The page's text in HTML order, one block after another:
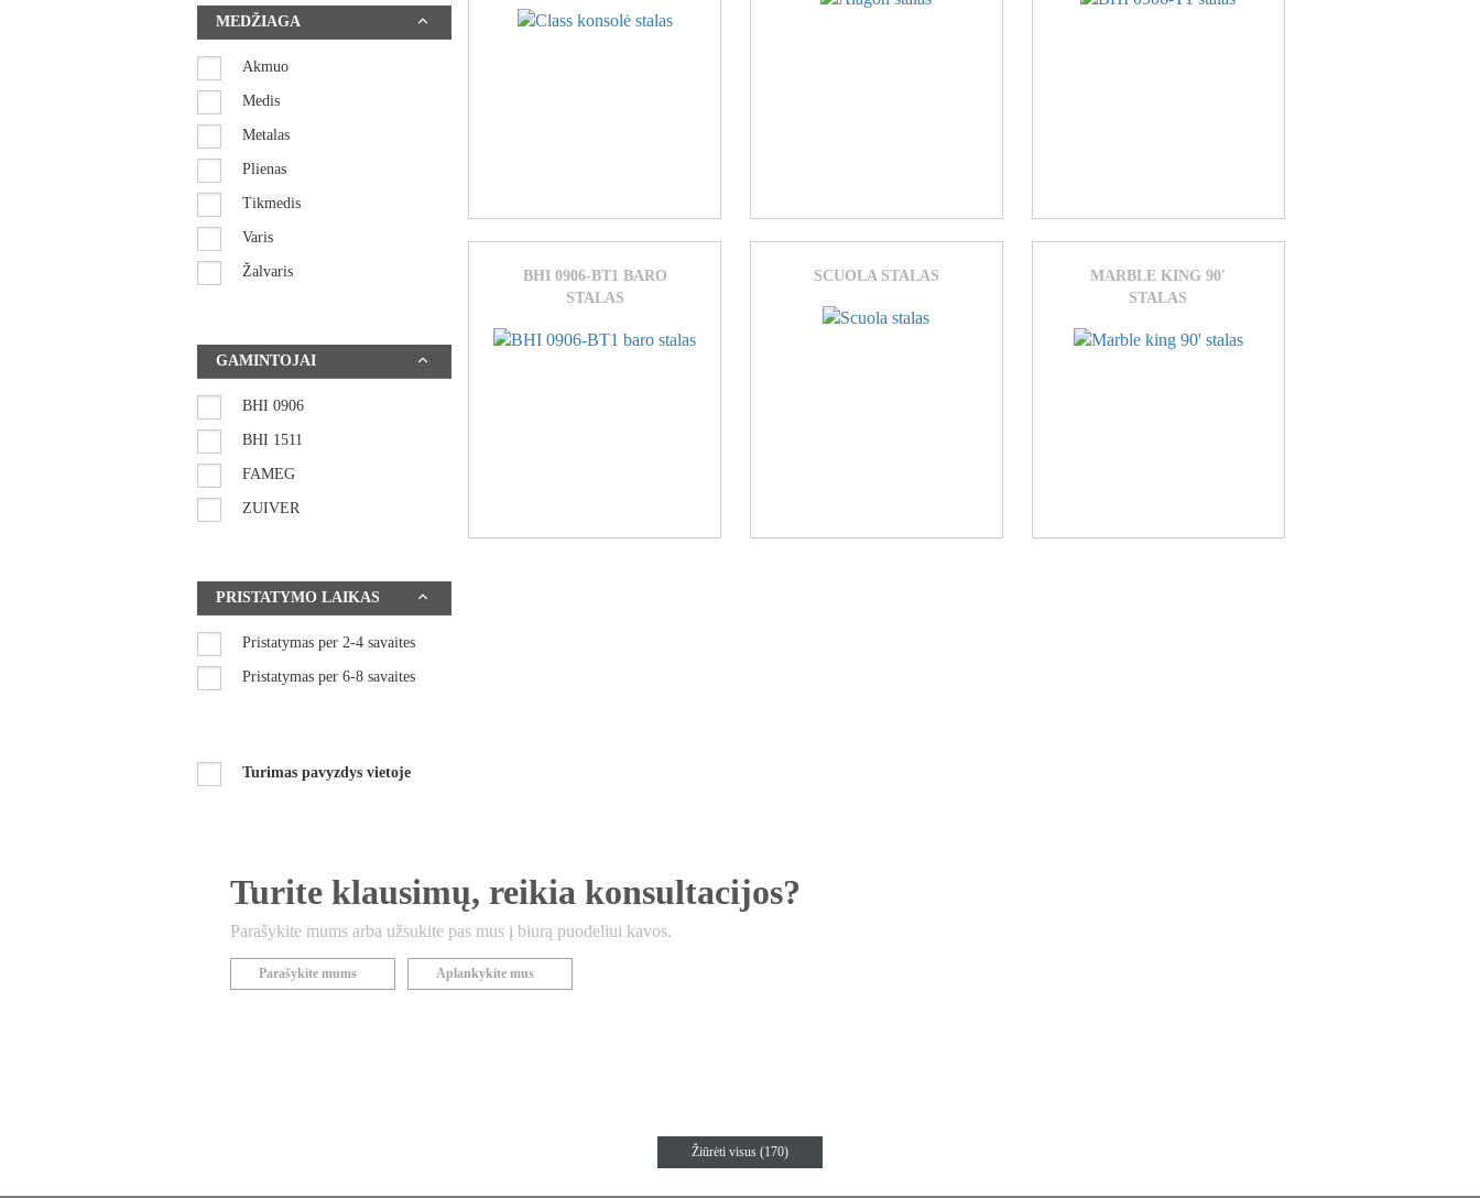
MEDŽIAGA
Akmuo
Medis
Metalas
Plienas
Tikmedis
Varis
Žalvaris
GAMINTOJAI
BHI 0906
BHI 1511
FAMEG
ZUIVER
PRISTATYMO LAIKAS
Pristatymas per 2-4 savaites
Pristatymas per 6-8 savaites
Turimas pavyzdys vietoje
BHI 0906-BT1 BARO
STALAS
SCUOLA STALAS
MARBLE KING 90'
STALAS
Turite klausimų, reikia konsultacijos?
Parašykite mums arba užsukite pas mus į biurą puodeliui kavos.
Parašykite mums Aplankykite mus
Žiūrėti visus (170)